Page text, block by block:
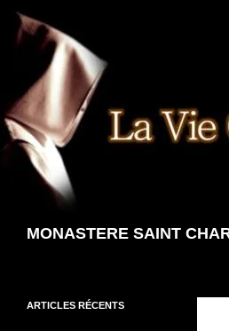
Aller
contenu
MONASTERE SAINT
ARTICLES RÉCENTS